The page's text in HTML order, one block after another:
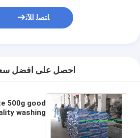
ﺎﺘﺼﻟ ﺍﻶﻧ
احصل على افضل
500g good
washing